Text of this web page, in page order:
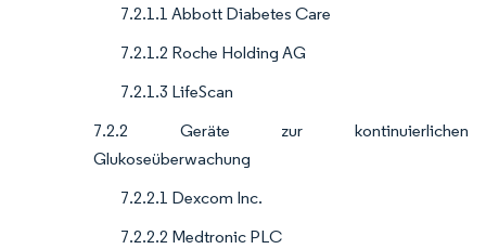
7.2.1.1 Abbott Diabetes Care
7.2.1.2 Roche Holding AG
7.2.1.3 LifeScan
7.2.2 Geräte zur kontinuierlichen
Glukoseüberwachung
7.2.2.1 Dexcom Inc.
7.2.2.2 Medtronic PLC